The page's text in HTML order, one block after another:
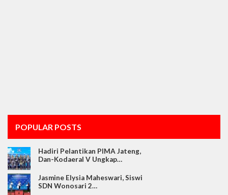
POPULAR POSTS
Hadiri Pelantikan PIMA Jateng,
Dan-Kodaeral V Ungkap…
Jasmine Elysia Maheswari, Siswi
SDN Wonosari 2…